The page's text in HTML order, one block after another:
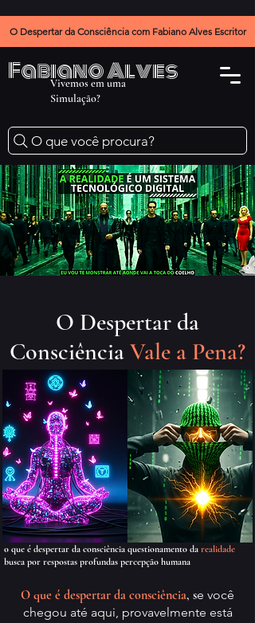
Fabiano Alves
Vivemos em uma
Simulação?
O que você procura?
O Despertar da Consciência com Fabiano Alves Escritor
O Despertar da
ConsciênciaVale a Pena?
o que é despertar da consciência questionamento da realidade
busca por respostas profundas percepção humana
O que é despertar da consciência, se você
chegou até aqui, provavelmente está